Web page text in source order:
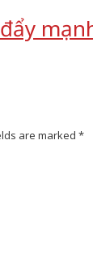
đẩy
are marked *